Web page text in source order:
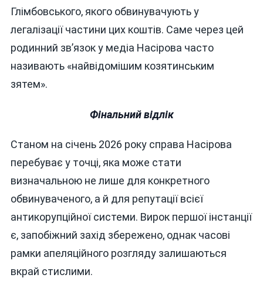
Глімбовського, якого обвинувачують у
легалізації частини цих коштів. Саме через цей
родинний зв’язок у медіа Насірова часто
називають «найвідомішим козятинським
зятем».
Фінальний відлік
Станом на січень 2026 року справа Насірова
перебуває у точці, яка може стати
визначальною не лише для конкретного
обвинуваченого, а й для репутації всієї
антикорупційної системи. Вирок першої інстанції
є, запобіжний захід збережено, однак часові
рамки апеляційного розгляду залишаються
вкрай стислими.